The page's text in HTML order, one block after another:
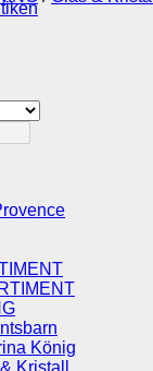
König
Kristall